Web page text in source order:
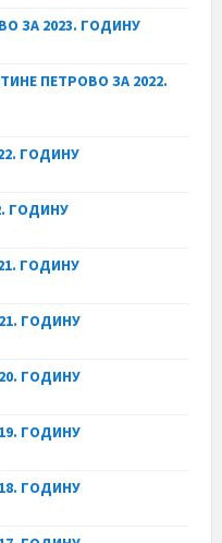
ЗА 2023. ГОДИНУ
ПЕТРОВО ЗА 2022.
ГОДИНУ
ГОДИНУ
ГОДИНУ
ГОДИНУ
ГОДИНУ
ГОДИНУ
ГОДИНУ